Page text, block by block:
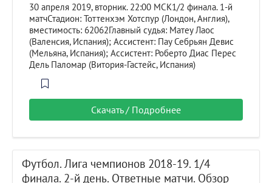
30 апреля 2019, вторник. 22:00 МСК1/2 финала. 1-й
матчСтадион: Тоттенхэм Хотспур (Лондон, Англия),
вместимость: 62062Главный судья: Матеу Лаос
(Валенсия, Испания); Ассистент: Пау Себрьян Девис
(Мельяна, Испания); Ассистент: Роберто Диас Перес
Дель Паломар (Витория-Гастейс, Испания)
Скачать / Подробнее
Футбол. Лига чемпионов 2018-19. 1/4
финала. 2-й день. Ответные матчи. Обзор